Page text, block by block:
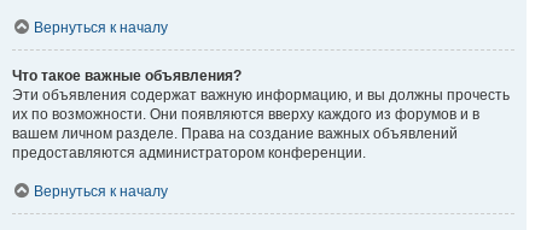
Вернуться к началу
Что такое важные объявления?
Эти объявления содержат важную информацию, и вы должны прочесть
их по возможности. Они появляются вверху каждого из форумов и в
вашем личном разделе. Права на создание важных объявлений
предоставляются администратором конференции.
Вернуться к началу